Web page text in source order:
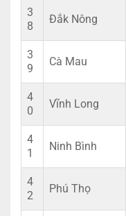
3
8
Đắk Nông
3
9
Cà Mau
4
0
Vĩnh Long
4
1
Ninh Bình
4
2
Phú Thọ